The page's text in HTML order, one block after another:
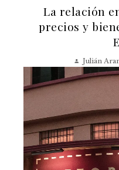
La relación
precios y
Julián